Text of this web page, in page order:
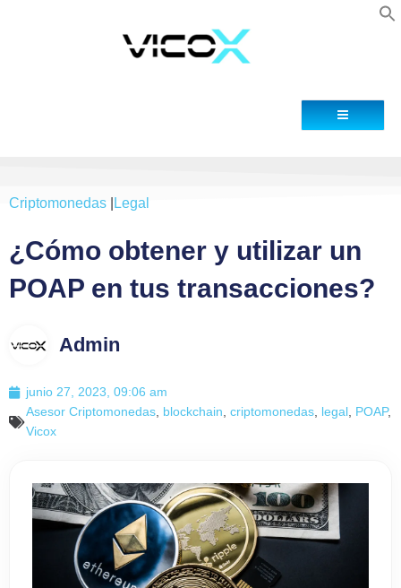
Criptomonedas Legal
¿Cómo obtener y utilizar un
POAP en tus transacciones?
Admin
junio 27, 2023, 09:06 am
Asesor Criptomonedas, blockchain, criptomonedas, legal , POAP,
Vicox